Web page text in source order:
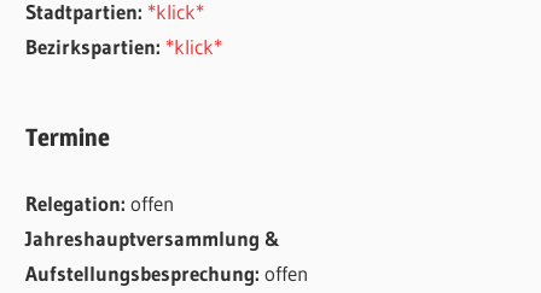
Stadtpartien: *klick*
Bezirkspartien: *klick*
Termine
Relegation:offen
Jahreshauptversammlung &
Aufstellungsbesprechung:offen